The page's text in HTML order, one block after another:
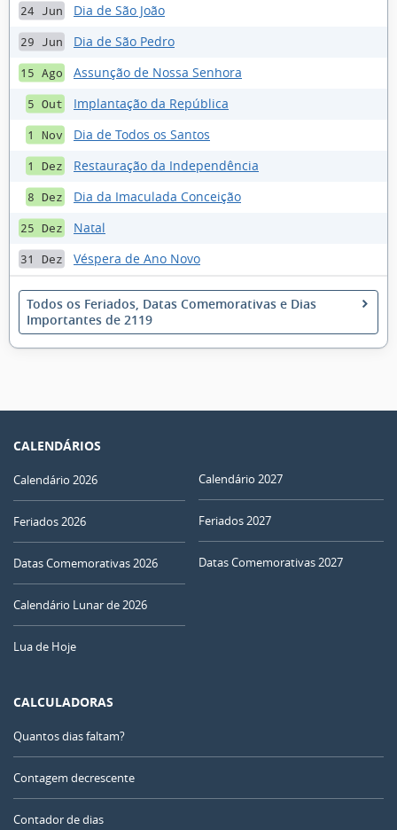
24 Jun Dia de São João
29 Jun Dia de São Pedro
15 Ago Assunção de Nossa Senhora
5 Out Implantação da República
1 Nov Dia de Todos os Santos
1 Dez Restauração da Independência
8 Dez Dia da Imaculada Conceição
25 Dez Natal
31 Dez Véspera de Ano Novo
Todos os Feriados, Datas Comemorativas e Dias
Importantes de 2119
CALENDÁRIOS
Calendário 2026
Feriados 2026
Datas Comemorativas 2026
Calendário Lunar de 2026
Lua de Hoje
Calendário 2027
Feriados 2027
Datas Comemorativas 2027
CALCULADORAS
Quantos dias faltam?
Contagem decrescente
Contador de dias